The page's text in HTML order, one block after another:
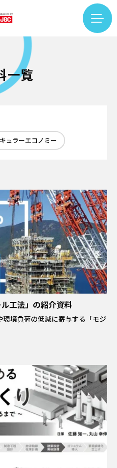
マガジン登録
い合わせ
検索する
SNS
#エキスパート
き方
#再生可能エネルギー
維リサイクル
一覧
ュラーエコノミー
工法」の紹介資料
境負荷の低減に寄与する「モジ